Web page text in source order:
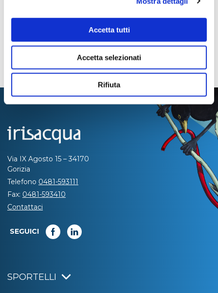
Accetta tutti
Accetta selezionati
Rifiuta
Via IX Agosto 15 – 34170
Gorizia
Telefono 0481-593111
Fax: 0481-593410
Contattaci
SEGUICI
SPORTELLI